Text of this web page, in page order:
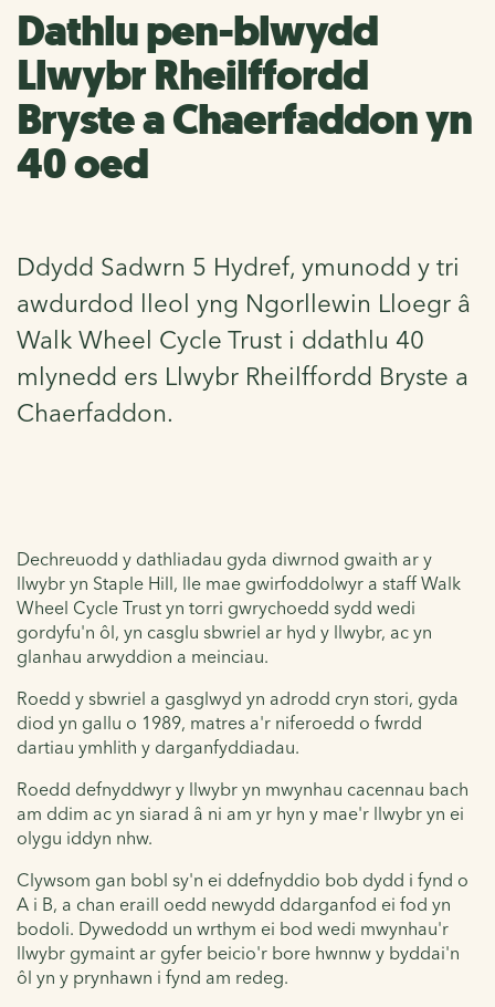
Dathlu pen-blwydd
Llwybr Rheilffordd
Bryste a Chaerfaddon yn
40 oed
Ddydd Sadwrn 5 Hydref, ymunodd y tri
awdurdod lleol yng Ngorllewin Lloegr â
Walk Wheel Cycle Trust i ddathlu 40
mlynedd ers Llwybr Rheilffordd Bryste a
Chaerfaddon.
Dechreuodd y dathliadau gyda diwrnod gwaith ar y
llwybr yn Staple Hill, lle mae gwirfoddolwyr a staff Walk
Wheel Cycle Trust yn torri gwrychoedd sydd wedi
gordyfu'n ôl, yn casglu sbwriel ar hyd y llwybr, ac yn
glanhau arwyddion a meinciau.
Roedd y sbwriel a gasglwyd yn adrodd cryn stori, gyda
diod yn gallu o 1989, matres a'r niferoedd o fwrdd
dartiau ymhlith y darganfyddiadau.
Roedd defnyddwyr y llwybr yn mwynhau cacennau bach
am ddim ac yn siarad â ni am yr hyn y mae'r llwybr yn ei
olygu iddyn nhw.
Clywsom gan bobl sy'n ei ddefnyddio bob dydd i fynd o
A i B, a chan eraill oedd newydd ddarganfod ei fod yn
bodoli. Dywedodd un wrthym ei bod wedi mwynhau'r
llwybr gymaint ar gyfer beicio'r bore hwnnw y byddai'n
ôl yn y prynhawn i fynd am redeg.